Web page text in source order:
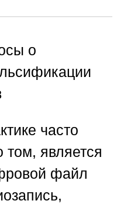
о
часто
том, является
файл